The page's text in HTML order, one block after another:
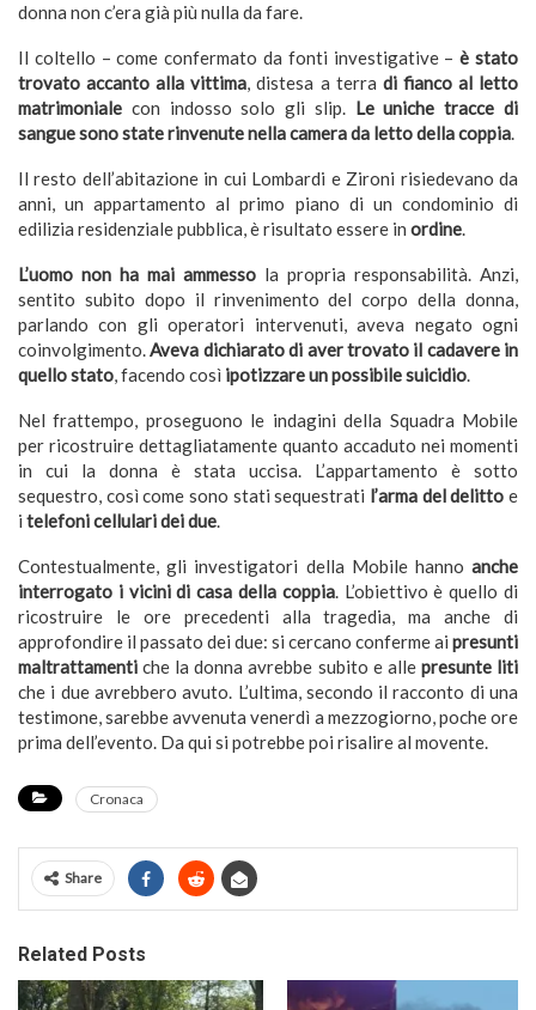
donna non c’era già più nulla da fare.
Il coltello – come confermato da fonti investigative –è stato
trovato accanto alla vittima, distesa a terra di fianco al letto
matrimoniale con indosso solo gli slip. Le uniche tracce di
sangue sono state rinvenute nella camera da letto della coppia.
Il resto dell’abitazione in cui Lombardi e Zironi risiedevano da
anni, un appartamento al primo piano di un condominio di
edilizia residenziale pubblica, è risultato essere in ordine.
L’uomo non ha mai ammesso la propria responsabilità. Anzi,
sentito subito dopo il rinvenimento del corpo della donna,
parlando con gli operatori intervenuti, aveva negato ogni
coinvolgimento.Aveva dichiarato di aver trovato il cadavere in
quello stato, facendo così ipotizzare un possibile suicidio.
Nel frattempo, proseguono le indagini della Squadra Mobile
per ricostruire dettagliatamente quanto accaduto nei momenti
in cui la donna è stata uccisa. L’appartamento è sotto
sequestro, così come sono stati sequestrati l’arma del delitto e
i telefoni cellulari dei due.
Contestualmente, gli investigatori della Mobile hanno anche
interrogato i vicini di casa della coppia. L’obiettivo è quello di
ricostruire le ore precedenti alla tragedia, ma anche di
approfondire il passato dei due: si cercano conferme ai presunti
maltrattamenti che la donna avrebbe subito e alle presunte liti
che i due avrebbero avuto. L’ultima, secondo il racconto di una
testimone, sarebbe avvenuta venerdì a mezzogiorno, poche ore
prima dell’evento. Da qui si potrebbe poi risalire al movente.
Cronaca
Share
Related Posts